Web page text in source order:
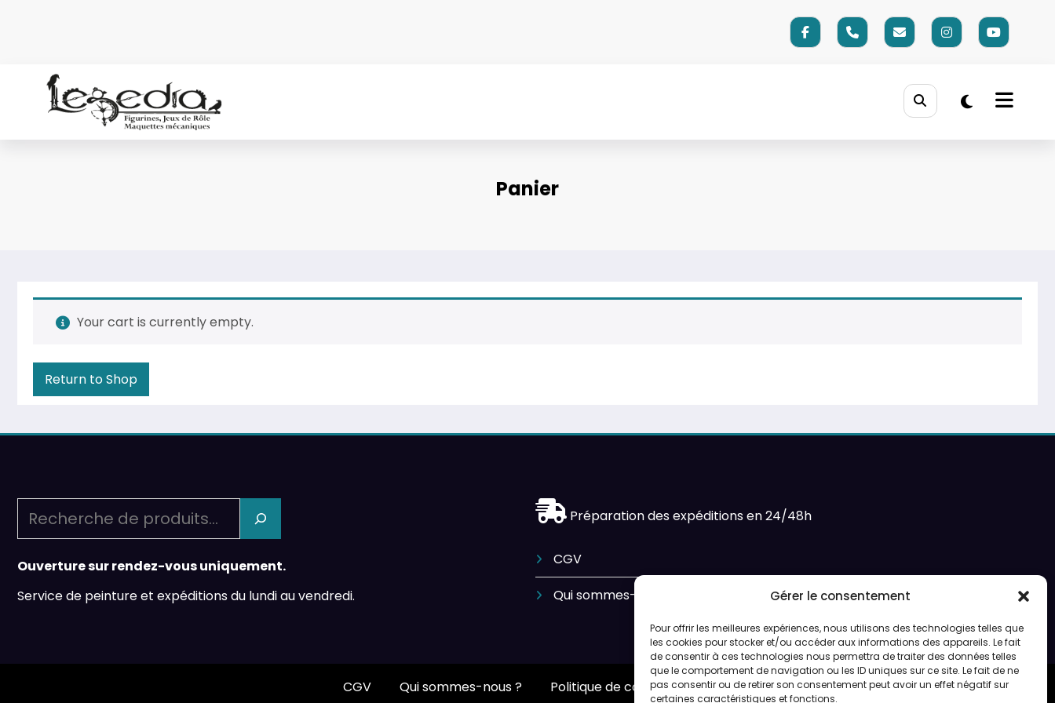
Gérer le consentement
Pour offrir les meilleures expériences, nous utilisons des technologies telles que
les cookies pour stocker et/ou accéder aux informations des appareils. Le fait
de consentir à ces technologies nous permettra de traiter des données telles
que le comportement de navigation ou les ID uniques sur ce site. Le fait de ne
pas consentir ou de retirer son consentement peut avoir un effet négatif sur
certaines caractéristiques et fonctions.
Panier
Your cart is currently empty.
Return to Shop
Ouverture sur rendez-vous uniquement.
Service de peinture et expéditions du lundi au vendredi.
Préparation des expéditions en 24/48h
CGV
Qui sommes-nous ?
CGV Qui sommes-nous ? Politique de cookies (UE)